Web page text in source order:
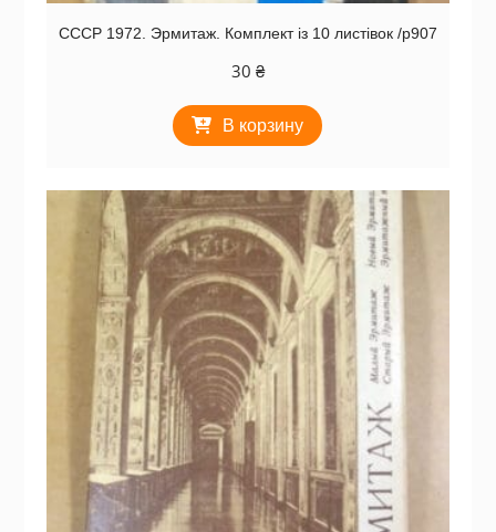
СССР 1972. Эрмитаж. Комплект із 10 листівок /р907
30 ₴
В корзину